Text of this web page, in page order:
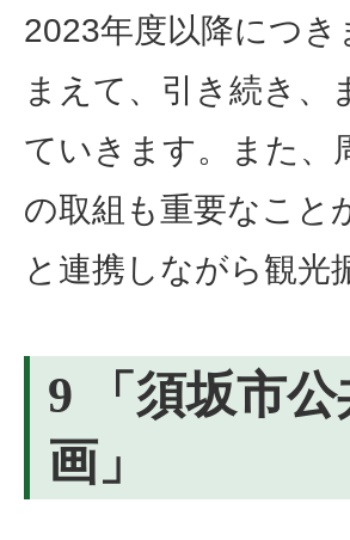
2023年度以降につ
まえて、引き続き、
ていきます。また、
の取組も重要なこと
と連携しながら観光
9 「須坂市
画」